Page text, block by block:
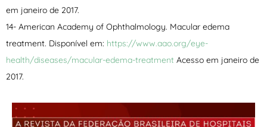
em janeiro de 2017.
14- American Academy of Ophthalmology. Macular edema
treatment. Disponível em: https://www.aao.org/eye-
health/diseases/macular-edema-treatment Acesso em janeiro de
2017.